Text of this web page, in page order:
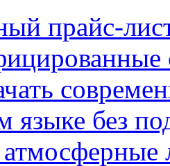
прайс-
языке без